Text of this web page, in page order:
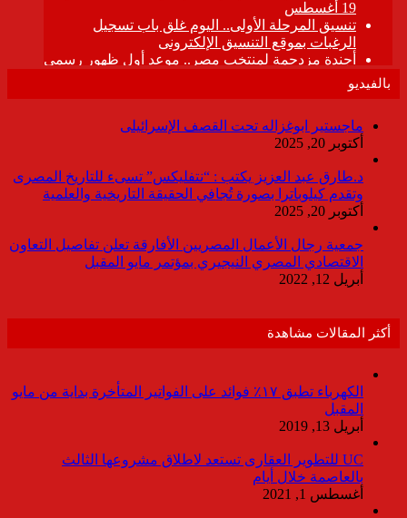
بالفيديو
ماجستير ابوغزاله تحت القصف الإسرائيلى
أكتوبر 20, 2025
د.طارق عبد العزيز يكتب : “نتفليكس” تسىء للتاريخ المصرى
وتقدم كيلوباترا بصورة تُجافي الحقيقة التاريخية والعلمية
أكتوبر 20, 2025
جمعية رجال الأعمال المصريين الأفارقة تعلن تفاصيل التعاون
الاقتصادي المصري النيجيري بمؤتمر مايو المقبل
أبريل 12, 2022
أكثر المقالات مشاهدة
الكهرباء تطبق ١٧٪ فوائد على الفواتير المتأخرة بداية من مايو
المقبل
أبريل 13, 2019
UC للتطوير العقارى تستعد لاطلاق مشروعها الثالث
بالعاصمة خلال أيام
أغسطس 1, 2021